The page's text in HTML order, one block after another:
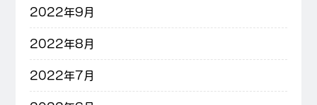
2022年9月
2022年8月
2022年7月